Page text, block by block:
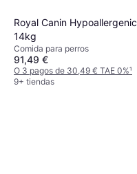
Royal Canin Hypoallergenic
14kg
Comida para perros
91,49 €
O 3 pagos de 30,49 € TAE 0%¹
9+ tiendas